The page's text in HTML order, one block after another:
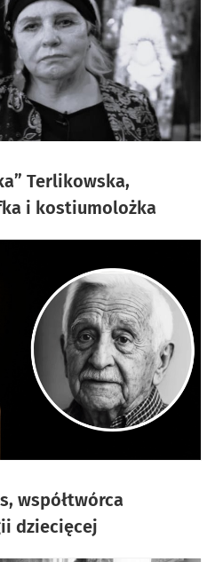
Terlikowska,
i kostiumolożka
współtwórca
dziecięcej